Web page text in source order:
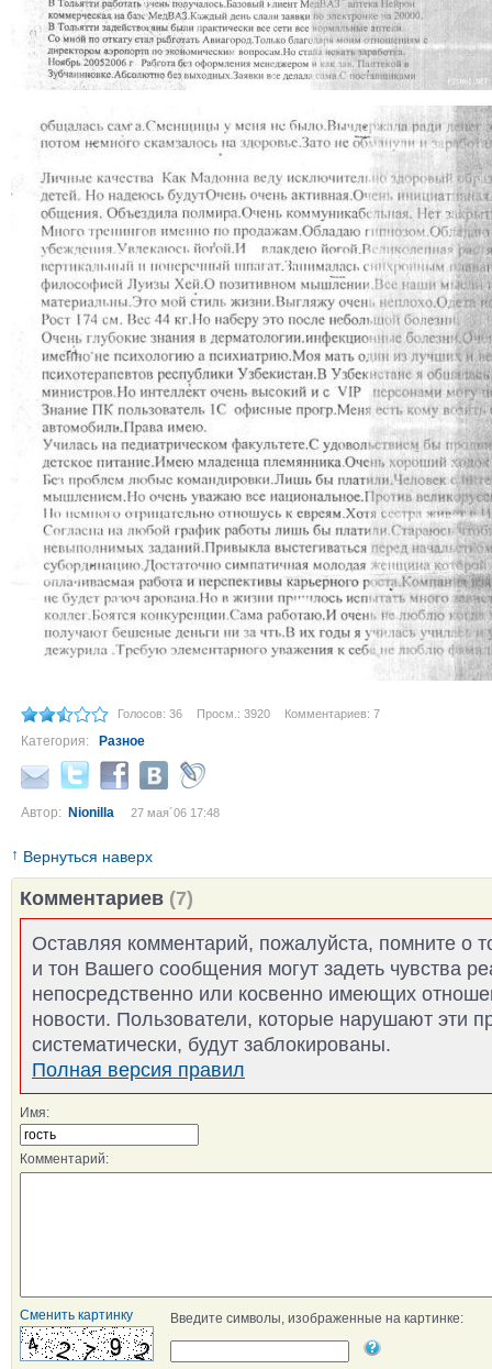
Голосов: 36 Просм.: 3920 Комментариев: 7
Категория: Разное
Автор: Nionilla 27 мая´06 17:48
↑ Вернуться наверх
Комментариев (7)
Оставляя комментарий, пожалуйста, помните о
и тон Вашего сообщения могут задеть чувства
непосредственно или косвенно имеющих
новости. Пользователи, которые нарушают эти
систематически, будут заблокированы.
Полная версия правил
Имя:
Комментарий:
Сменить картинку Введите символы, изображенные на картинке: